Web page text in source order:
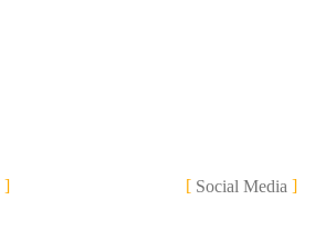
Social Media